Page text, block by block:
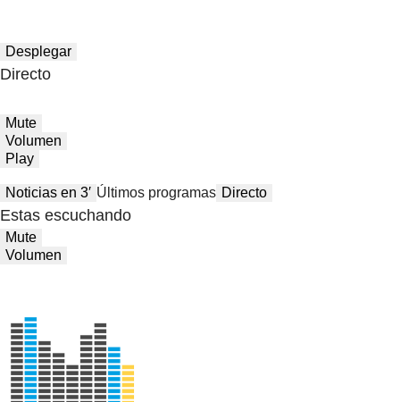
Desplegar
Directo
Mute
Volumen
Play
Noticias en 3′ Últimos programas Directo
Estas escuchando
Mute
Volumen